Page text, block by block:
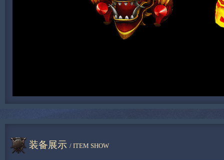
装备展示 / ITEM SHOW